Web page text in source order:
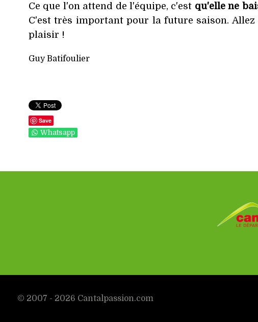
Ce que l'on attend de l'équipe, c'est qu'elle ne
C'est très important pour la future saison. Allez
plaisir !
Guy Batifoulier
Save
Whatsapp
© 2007 - 2026 Cantalpassion.com